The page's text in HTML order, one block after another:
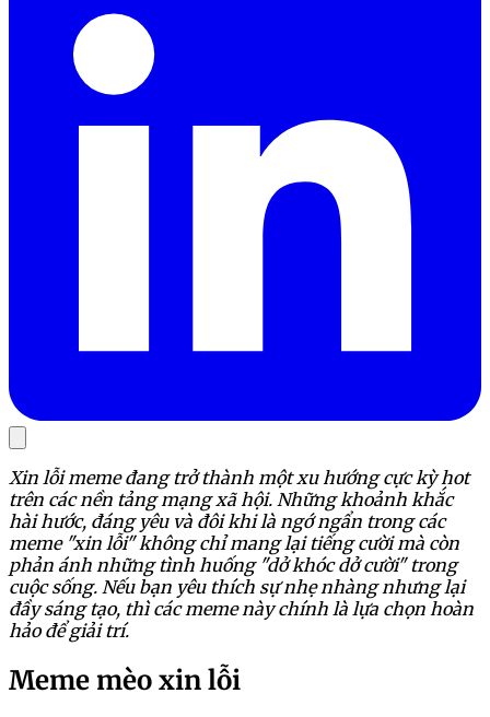
Xin lỗi meme đang trở thành một xu hướng cực kỳ hot
trên các nền tảng mạng xã hội. Những khoảnh khắc
hài hước, đáng yêu và đôi khi là ngớ ngẩn trong các
meme "xin lỗi" không chỉ mang lại tiếng cười mà còn
phản ánh những tình huống "dở khóc dở cười" trong
cuộc sống. Nếu bạn yêu thích sự nhẹ nhàng nhưng lại
đầy sáng tạo, thì các meme này chính là lựa chọn hoàn
hảo để giải trí.
Meme mèo xin lỗi